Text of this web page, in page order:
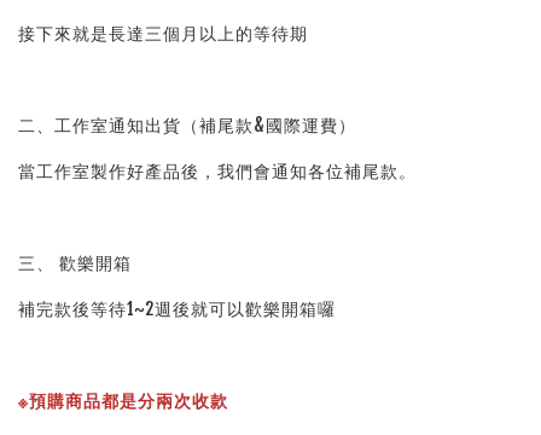
接下來就是長達三個月以上的等待期
二、工作室通知出貨（補尾款&國際運費）
當工作室製作好產品後，我們會通知各位補尾款。
三、 歡樂開箱
補完款後等待1~2週後就可以歡樂開箱囉
※預購商品都是分兩次收款